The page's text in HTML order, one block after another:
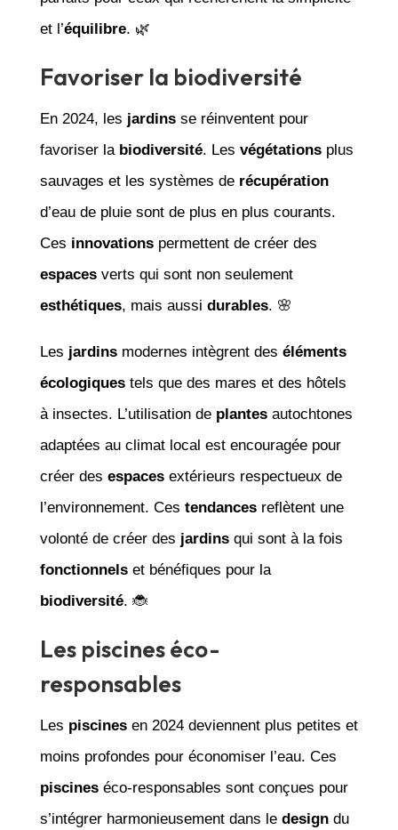
et l’équilibre. 🌿
Favoriser la biodiversité
En 2024, les jardinsse réinventent pour
favoriser la biodiversité. Les végétationsplus
sauvages et les systèmes de récupération
d’eau de pluie sont de plus en plus courants.
Ces innovationspermettent de créer des
espacesverts qui sont non seulement
esthétiques, mais aussi durables. 🌸
Les jardinsmodernes intègrent des éléments
écologiquestels que des mares et des hôtels
à insectes. L’utilisation de plantesautochtones
adaptées au climat local est encouragée pour
créer des espacesextérieurs respectueux de
l’environnement. Ces tendancesreflètent une
volonté de créer des jardinsqui sont à la fois
fonctionnelset bénéfiques pour la
biodiversité. 🐞
Les piscines éco-
responsables
Les piscinesen 2024 deviennent plus petites et
moins profondes pour économiser l’eau. Ces
piscineséco-responsables sont conçues pour
s’intégrer harmonieusement dans le designdu